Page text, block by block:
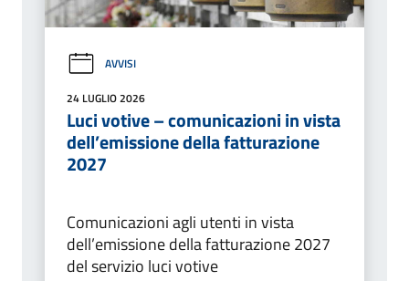
AVVISI
24 LUGLIO 2026
Luci votive – comunicazioni in vista
dell’emissione della fatturazione
2027
Comunicazioni agli utenti in vista
dell’emissione della fatturazione 2027
del servizio luci votive